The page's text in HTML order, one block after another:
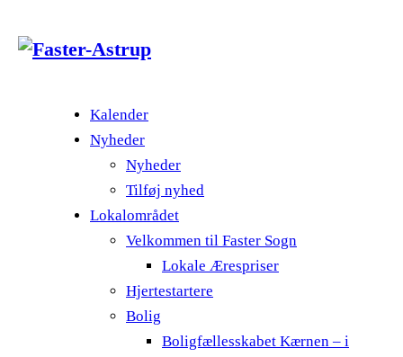
Kalender
Nyheder
Nyheder
Tilføj nyhed
Lokalområdet
Velkommen til Faster Sogn
Lokale Ærespriser
Hjertestartere
Bolig
Boligfællesskabet Kærnen – i